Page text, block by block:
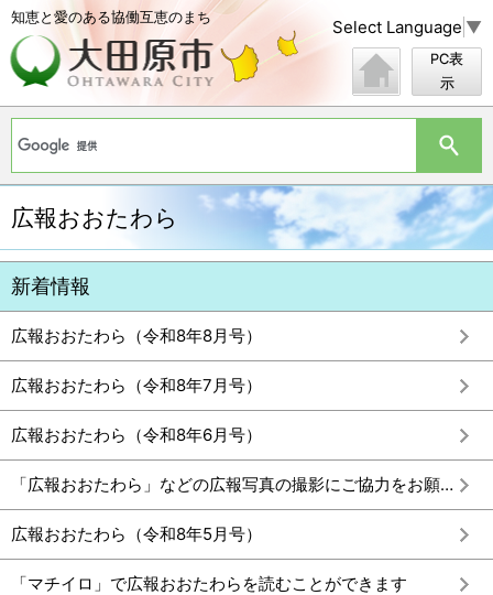
知恵と愛のある協働互恵のまち Select Language ▼
PC表
示
広報おおたわら
新着情報
広報おおたわら（令和8年8月号）
広報おおたわら（令和8年7月号）
広報おおたわら（令和8年6月号）
「広報おおたわら」などの広報写真の撮影にご協力をお願いします
広報おおたわら（令和8年5月号）
「マチイロ」で広報おおたわらを読むことができます